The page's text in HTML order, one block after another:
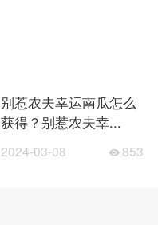
别惹农夫幸运南瓜怎么
获得？别惹农夫幸...
2024-03-08 853